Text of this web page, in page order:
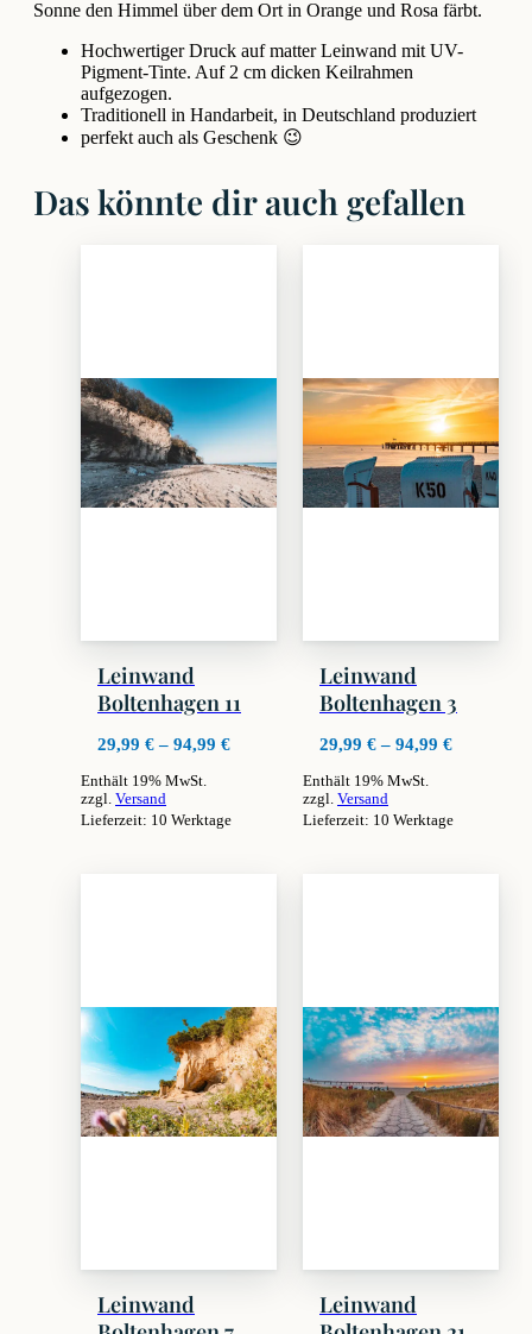
Sonne den Himmel über dem Ort in Orange und Rosa färbt.
Hochwertiger Druck auf matter Leinwand mit UV-
Pigment-Tinte. Auf 2 cm dicken Keilrahmen
aufgezogen.
Traditionell in Handarbeit, in Deutschland produziert
perfekt auch als Geschenk 😉
Das könnte dir auch gefallen
Leinwand
Boltenhagen 11
29,99 € – 94,99 €Preisspanne:
Enthält 19% MwSt.
zzgl. Versand
Lieferzeit: 10 Werktage
Optionen
können
auf
der
Produktseite
gewählt
werden
Leinwand
Boltenhagen 3
29,99 € – 94,99 €
Enthält 19% MwSt.
zzgl. Versand
Lieferzeit: 10 Werktage
Optionen
können
auf
der
Produktseite
gewählt
werden
Leinwand
Leinwand